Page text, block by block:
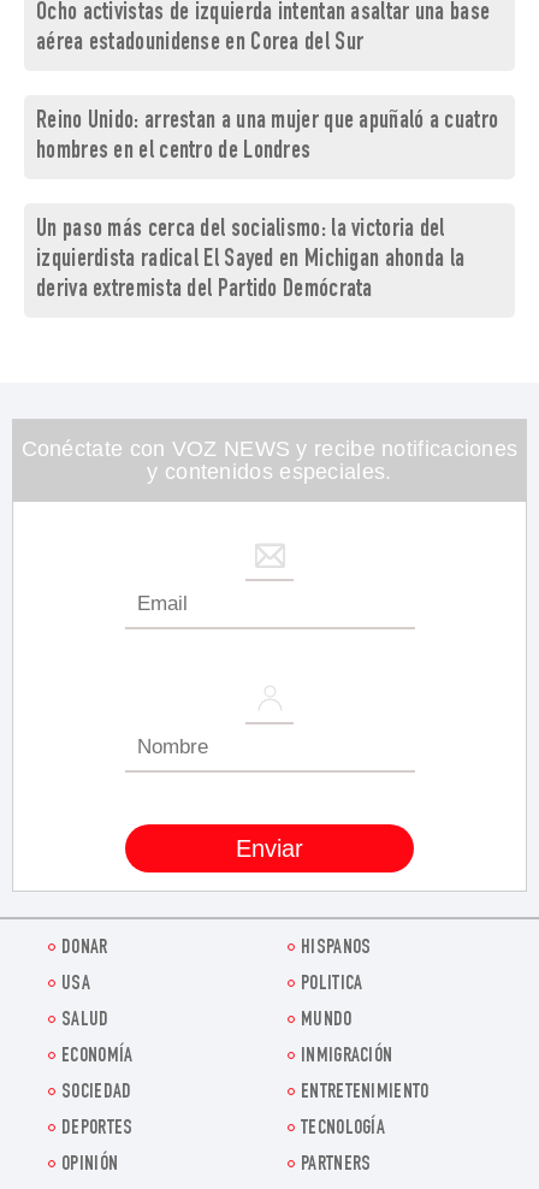
Ocho activistas de izquierda intentan asaltar una base
aérea estadounidense en Corea del Sur
Reino Unido: arrestan a una mujer que apuñaló a cuatro
hombres en el centro de Londres
Un paso más cerca del socialismo: la victoria del
izquierdista radical El Sayed en Michigan ahonda la
deriva extremista del Partido Demócrata
Conéctate con VOZ NEWS y recibe notificaciones
y contenidos especiales.
DONAR
HISPANOS
USA
POLITICA
SALUD
MUNDO
ECONOMÍA
INMIGRACIÓN
SOCIEDAD
ENTRETENIMIENTO
DEPORTES
TECNOLOGÍA
OPINIÓN
PARTNERS